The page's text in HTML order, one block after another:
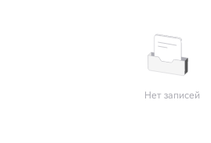
Нет записей